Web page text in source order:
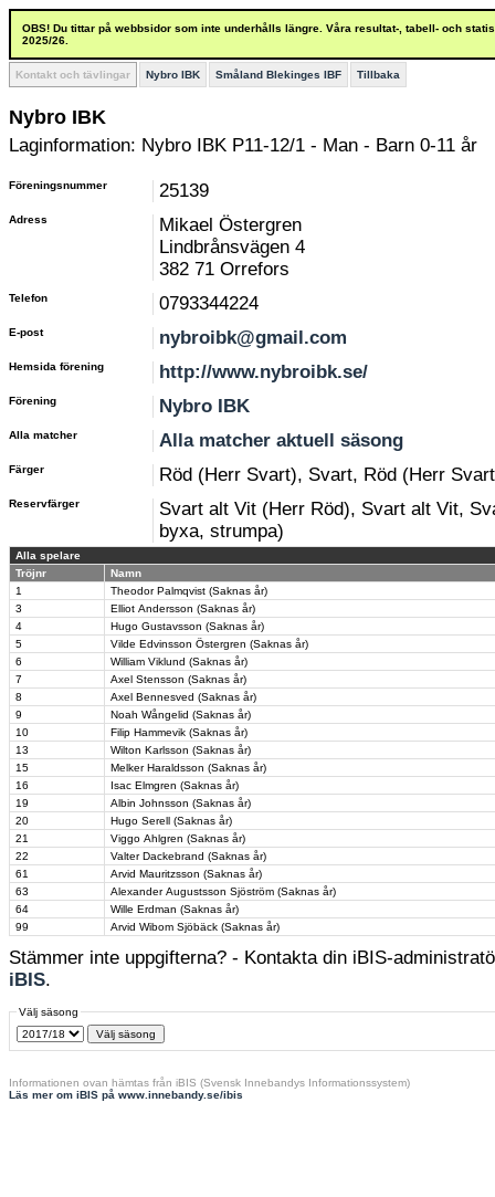
OBS! Du tittar på webbsidor som inte underhålls längre. Våra resultat-, tabell- och
2025/26.
Kontakt och tävlingar Nybro IBK Småland Blekinges IBF Tillbaka
Nybro IBK
Laginformation: Nybro IBK P11-12/1 - Man - Barn 0-11 år
Föreningsnummer 25139
Adress
Mikael Östergren
Lindbrånsvägen 4
382 71 Orrefors
Telefon 0793344224
E-post nybroibk@gmail.com
Hemsida förening http://www.nybroibk.se/
Förening Nybro IBK
Alla matcher Alla matcher aktuell säsong
Färger Röd (Herr Svart), Svart, Röd (Herr
Reservfärger
Svart alt Vit (Herr Röd), Svart alt Vit,
byxa, strumpa)
Alla spelare
Tröjnr
Namn
1
Theodor Palmqvist (Saknas år)
3
Elliot Andersson (Saknas år)
4
Hugo Gustavsson (Saknas år)
5
Vilde Edvinsson Östergren (Saknas år)
6
William Viklund (Saknas år)
7
Axel Stensson (Saknas år)
8
Axel Bennesved (Saknas år)
9
Noah Wångelid (Saknas år)
10
Filip Hammevik (Saknas år)
13
Wilton Karlsson (Saknas år)
15
Melker Haraldsson (Saknas år)
16
Isac Elmgren (Saknas år)
19
Albin Johnsson (Saknas år)
20
Hugo Serell (Saknas år)
21
Viggo Ahlgren (Saknas år)
22
Valter Dackebrand (Saknas år)
61
Arvid Mauritzsson (Saknas år)
63
Alexander Augustsson Sjöström (Saknas år)
64
Wille Erdman (Saknas år)
99
Arvid Wibom Sjöbäck (Saknas år)
Stämmer inte uppgifterna? - Kontakta din iBIS-
iBIS.
Välj säsong
Informationen ovan hämtas från iBIS (Svensk Innebandys Informationssystem)
Läs mer om iBIS på www.innebandy.se/ibis